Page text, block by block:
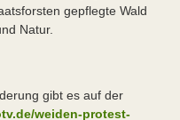
gepflegte Wald
Natur.
gibt es auf der
weiden-protest-